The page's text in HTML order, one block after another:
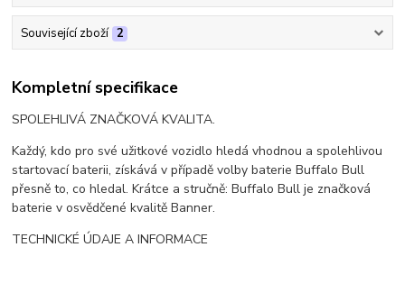
Související zboží 2
Kompletní specifikace
SPOLEHLIVÁ ZNAČKOVÁ KVALITA.
Každý, kdo pro své užitkové vozidlo hledá vhodnou a spolehlivou
startovací baterii, získává v případě volby baterie Buffalo Bull
přesně to, co hledal. Krátce a stručně: Buffalo Bull je značková
baterie v osvědčené kvalitě Banner.
TECHNICKÉ ÚDAJE A INFORMACE